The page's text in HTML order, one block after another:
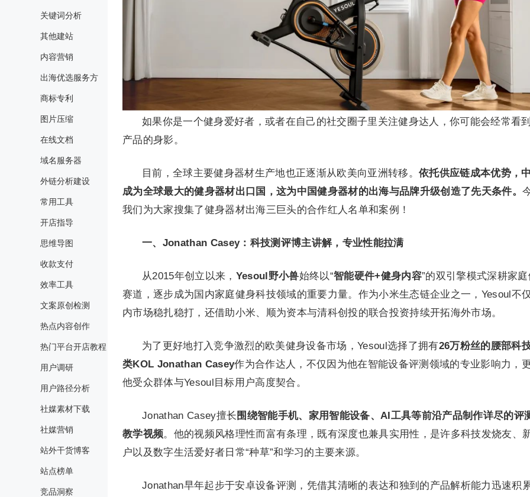
关键词分析
其他建站
内容营销
出海优选服务方
商标专利
图片压缩
在线文档
域名服务器
外链分析建设
常用工具
开店指导
思维导图
收款支付
效率工具
文案原创检测
热点内容创作
热门平台开店教程
用户调研
用户路径分析
社媒素材下载
社媒营销
站外干货博客
站点榜单
竞品洞察
如果你是一个健身爱好者，或者在自己的社交圈子里关注健身达人，你可能会经常看
产品的身影。
目前，全球主要健身器材生产地也正逐渐从欧美向亚洲转移。 依托供应链成本优势，
成为全球最大的健身器材出口国，这为中国健身器材的出海与品牌升级创造了先天条件。
我们为大家搜集了健身器材出海三巨头的合作红人名单和案例！
一、Jonathan Casey：科技测评博主讲解，专业性能拉满
从2015年创立以来， Yesoul野小兽始终以“智能硬件+健身内容”的双引擎模式深耕家
赛道，逐步成为国内家庭健身科技领域的重要力量。作为小米生态链企业之一，Yesoul不
内市场稳扎稳打，还借助小米、顺为资本与清科创投的联合投资持续开拓海外市场。
为了更好地打入竞争激烈的欧美健身设备市场，Yesoul选择了拥有26万粉丝的腰部科
类KOL Jonathan Casey作为合作达人，不仅因为他在智能设备评测领域的专业影响力，
他受众群体与Yesoul目标用户高度契合。
Jonathan Casey擅长 围绕智能手机、家用智能设备、AI工具等前沿产品制作详尽的评
教学视频。他的视频风格理性而富有条理，既有深度也兼具实用性，是许多科技发烧友、
户以及数字生活爱好者日常“种草”和学习的主要来源。
Jonathan早年起步于安卓设备评测，凭借其清晰的表达和独到的产品解析能力迅速积